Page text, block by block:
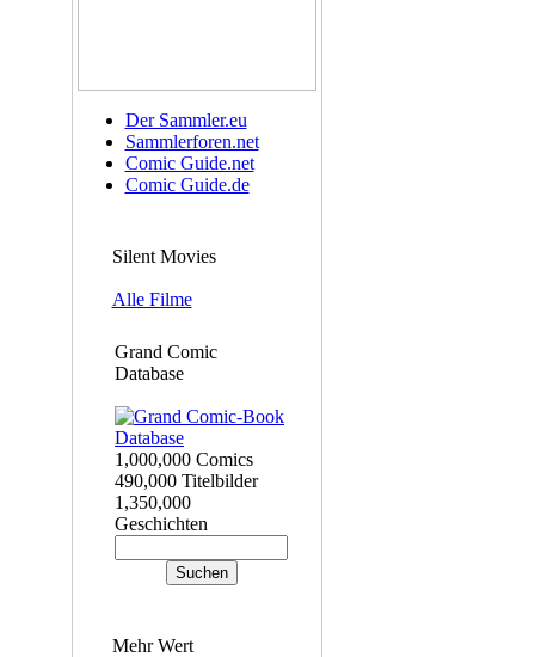
Der Sammler.eu
Sammlerforen.net
Comic Guide.net
Comic Guide.de
Silent Movies
Alle Filme
Grand Comic
Database
1,000,000 Comics
490,000 Titelbilder
1,350,000
Geschichten
Mehr Wert